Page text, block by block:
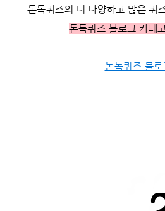
돈독퀴즈의 더 다양하고 많은 퀴
돈독퀴즈 블로그 카테
돈독퀴즈 블로